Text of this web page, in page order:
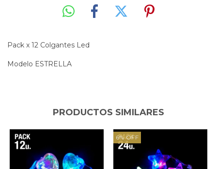
Pack x 12 Colgantes Led
Modelo ESTRELLA
PRODUCTOS SIMILARES
6%OFF